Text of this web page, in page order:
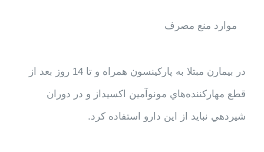
موارد منع مصرف
در بيمارن مبتلا به پاركينسون همراه و تا 14 روز بعد از
قطع مهاركننده‌هاي مونوآمين اكسيداز و در دوران
شير‌دهي نبايد از اين دارو استفاده كرد.